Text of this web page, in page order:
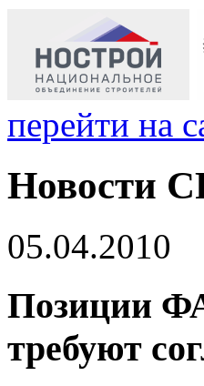
перейти на
Новости
05.04.2010
Позиции
требуют